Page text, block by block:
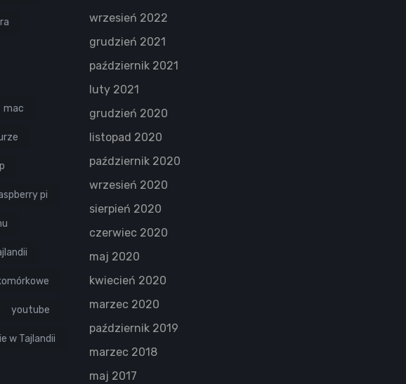
mac
pi
youtube
w Tajlandii
wrzesień 2022
grudzień 2021
październik 2021
luty 2021
grudzień 2020
listopad 2020
październik 2020
wrzesień 2020
sierpień 2020
czerwiec 2020
maj 2020
kwiecień 2020
marzec 2020
październik 2019
marzec 2018
maj 2017